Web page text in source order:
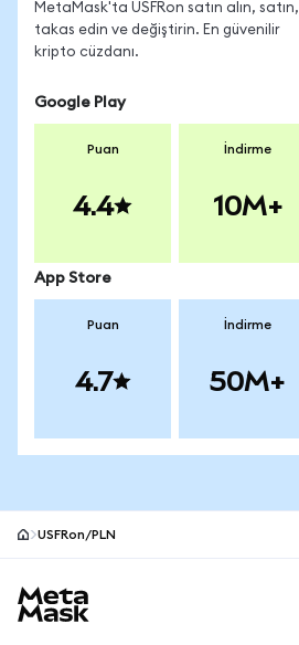
MetaMask'ta USFRon satın alın, satın,
takas edin ve değiştirin. En güvenilir
kripto cüzdanı.
Google Play
Puan
4.4
İndirme
10M+
App Store
Puan
4.7
İndirme
50M+
USFRon/PLN